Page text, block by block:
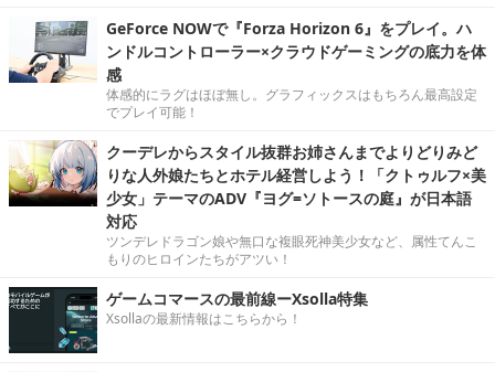
GeForce NOWで『Forza Horizon 6』をプレイ。ハ
ンドルコントローラー×クラウドゲーミングの底力を体
感
体感的にラグはほぼ無し。グラフィックスはもちろん最高設定
でプレイ可能！
クーデレからスタイル抜群お姉さんまでよりどりみど
りな人外娘たちとホテル経営しよう！「クトゥルフ×美
少女」テーマのADV『ヨグ=ソトースの庭』が日本語
対応
ツンデレドラゴン娘や無口な複眼死神美少女など、属性てんこ
もりのヒロインたちがアツい！
ゲームコマースの最前線ーXsolla特集
Xsollaの最新情報はこちらから！